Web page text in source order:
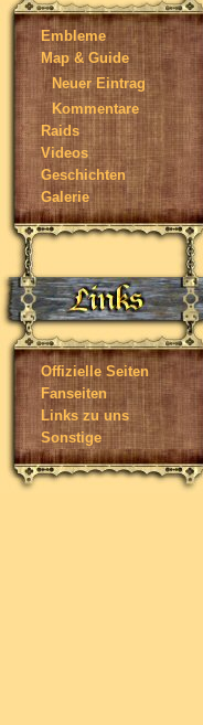
Embleme
Map & Guide
Neuer Eintrag
Kommentare
Raids
Videos
Geschichten
Galerie
Offizielle Seiten
Fanseiten
Links zu uns
Sonstige